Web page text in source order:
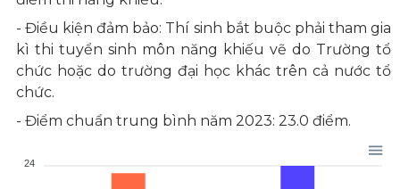
- Điều kiện đảm bảo: Thí sinh bắt buộc phải tham gia
kì thi tuyển sinh môn năng khiếu vẽ do Trường tổ
chức hoặc do trường đại học khác trên cả nước tổ
chức.
- Điểm chuẩn trung bình năm 2023: 23.0 điểm.
24